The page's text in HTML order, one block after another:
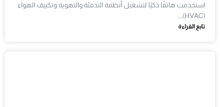
استخدمت هاتفًا ذكيًا لتشغيل أنظمة التدفئة والتهوية وتكييف الهواء
(HVAC)،…
تابع القراءة